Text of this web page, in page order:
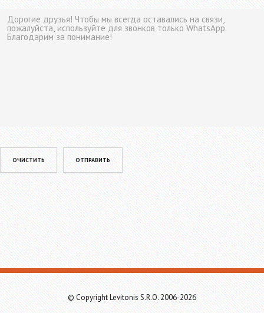
leave this field empty.
© Copyright Levitonis S.R.O. 2006-2026